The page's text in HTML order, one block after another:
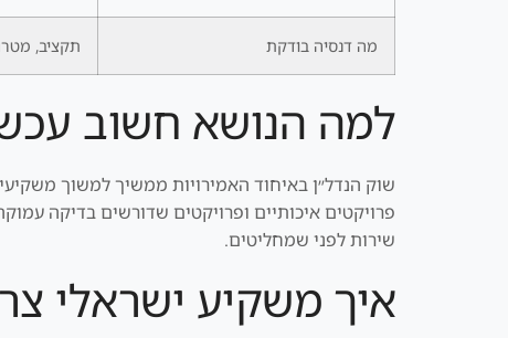
מה דנסיה בודקת תקציב,
למה הנושא חשוב
שוק הנדל״ן באיחוד האמירויות ממשיך למשוך
פרויקטים איכותיים ופרויקטים שדורשים בדיקה
שירות לפני שמחליטים.
איך משקיע ישראלי